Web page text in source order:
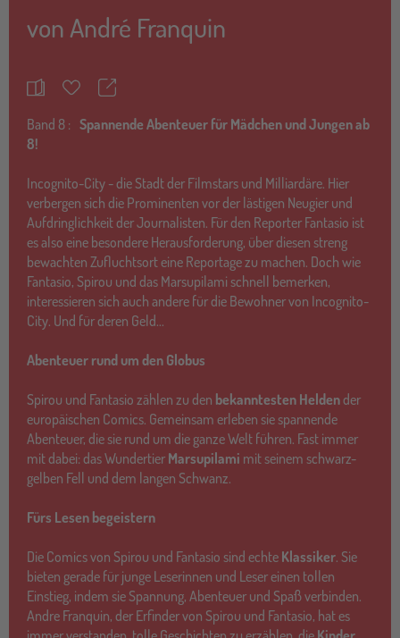
von André Franquin
MerkzettelTeilen
Band 8 : Spannende Abenteuer für Mädchen und Jungen ab
8!
Incognito-City - die Stadt der Filmstars und Milliardäre. Hier
verbergen sich die Prominenten vor der lästigen Neugier und
Aufdringlichkeit der Journalisten. Für den Reporter Fantasio ist
es also eine besondere Herausforderung, über diesen streng
bewachten Zufluchtsort eine Reportage zu machen. Doch wie
Fantasio, Spirou und das Marsupilami schnell bemerken,
interessieren sich auch andere für die Bewohner von Incognito-
City. Und für deren Geld...
Abenteuer rund um den Globus
Spirou und Fantasio zählen zu den bekanntesten Helden der
europäischen Comics. Gemeinsam erleben sie spannende
Abenteuer, die sie rund um die ganze Welt führen. Fast immer
mit dabei: das Wundertier Marsupilami mit seinem schwarz-
gelben Fell und dem langen Schwanz.
Fürs Lesen begeistern
Die Comics von Spirou und Fantasio sind echte Klassiker. Sie
bieten gerade für junge Leserinnen und Leser einen tollen
Einstieg, indem sie Spannung, Abenteuer und Spaß verbinden.
Andre Franquin, der Erfinder von Spirou und Fantasio, hat es